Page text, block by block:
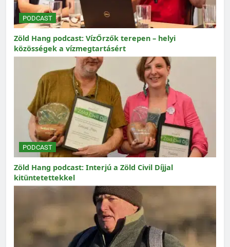
PODCAST
Zöld Hang podcast: VízŐrzők terepen – helyi
közösségek a vízmegtartásért
PODCAST
Zöld Hang podcast: Interjú a Zöld Civil Díjjal
kitüntetettekkel